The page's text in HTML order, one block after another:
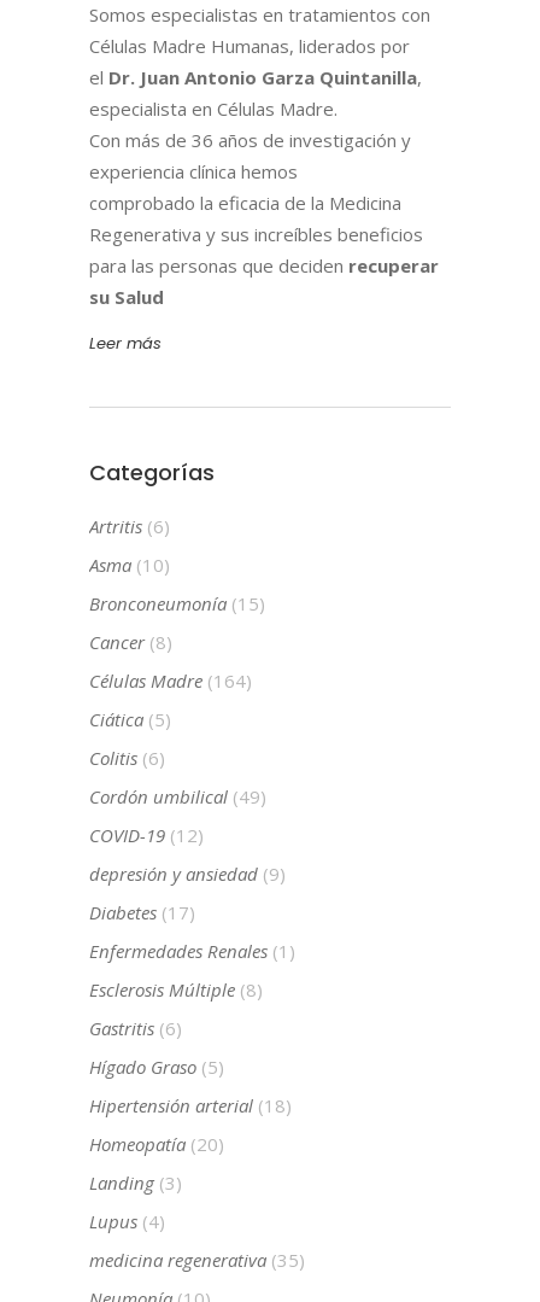
Somos especialistas en tratamientos con
Células Madre Humanas, liderados por
el Dr. Juan Antonio Garza Quintanilla,
especialista en Células Madre.
Con más de 36 años de investigación y
experiencia clínica hemos
comprobado la eficacia de la Medicina
Regenerativa y sus increíbles beneficios
para las personas que deciden recuperar
su Salud
Leer más
Categorías
Artritis (6)
Asma (10)
Bronconeumonía (15)
Cancer(8)
Células Madre (164)
Ciática (5)
Colitis (6)
Cordón umbilical (49)
COVID-19 (12)
depresión y ansiedad (9)
Diabetes (17)
Enfermedades Renales (1)
Esclerosis Múltiple (8)
Gastritis (6)
Hígado Graso (5)
Hipertensión arterial (18)
Homeopatía (20)
Landing (3)
Lupus (4)
medicina regenerativa (35)